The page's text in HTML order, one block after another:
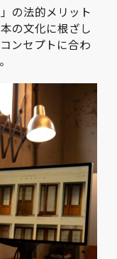
の法的メリット
の文化に根ざし
ンセプトに合わ